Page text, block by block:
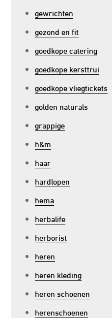
gewrichten
gezond en fit
goedkope catering
goedkope kersttrui
goedkope vliegtickets
golden naturals
grappige
h&m
haar
hardlopen
hema
herbalife
herborist
heren
heren kleding
heren schoenen
herenschoenen